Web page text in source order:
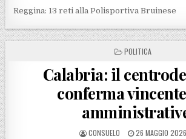
Reggina: 13 reti alla Polisportiva Bruinese
POSTED IN
POLITICA
Calabria: il
conferma
POSTED BY
CONSUELO POSTED ON
26 MAGGIO 2026